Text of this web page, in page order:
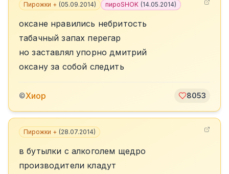
Пирожки + (05.09.2014) пироSHOK (14.05.2014)
оксане нравились небритость
табачный запах перегар
но заставлял упорно дмитрий
оксану за собой следить
©Хиор 8053
Пирожки + (28.07.2014)
в бутылки с алкоголем щедро
производители кладут